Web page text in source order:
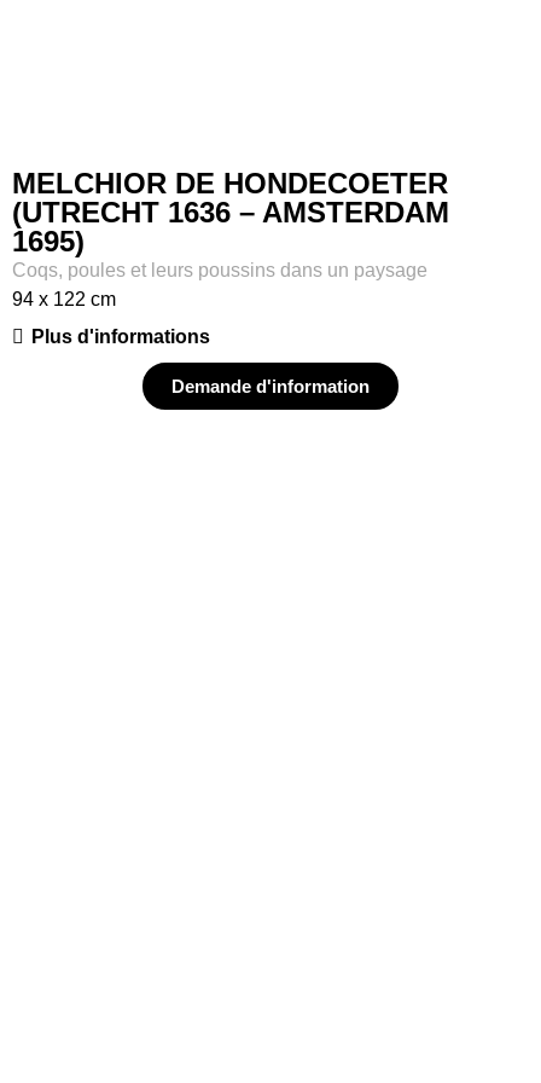
MELCHIOR DE HONDECOETER
(UTRECHT 1636 – AMSTERDAM
1695)
Coqs, poules et leurs poussins dans un paysage
94 x 122 cm
Plus d'informations
Demande d'information